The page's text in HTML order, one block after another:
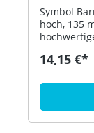
Symbol
hoch, 135
(Lichtgrau),
14,15 €*